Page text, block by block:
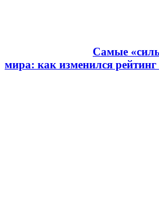
Самые
мира: как изменился рейтинг